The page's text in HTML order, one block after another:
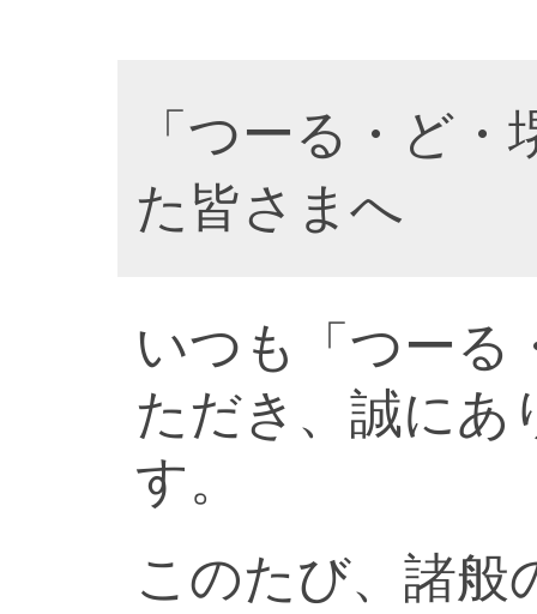
「つーる・ど
た皆さまへ
いつも「つーる
ただき、誠にあ
す。
このたび、諸般